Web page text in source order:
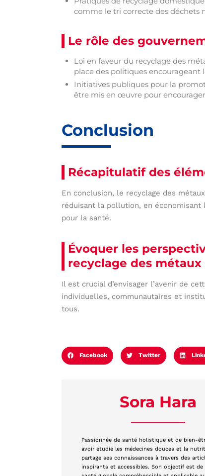
comme le tri correcte des déchets
Le rôle des
Loi en faveur du recyclage des
place des politiques encourageant
Initiatives publiques pour la
être mis en œuvre pour
Conclusion
Récapitulatif des
En conclusion, le recyclage des
réduisant la pollution, en
pour la santé.
Évoquer les
recyclage des
Il est crucial d’envisager l’avenir de
individuelles, communautaires et
tous.
Facebook Twitter
Sora Hara
Passionnée de santé holistique et de bien-
avoir étudié les médecines douces et la
partage ses connaissances à travers des
inspirants et accessibles. Son objectif est de